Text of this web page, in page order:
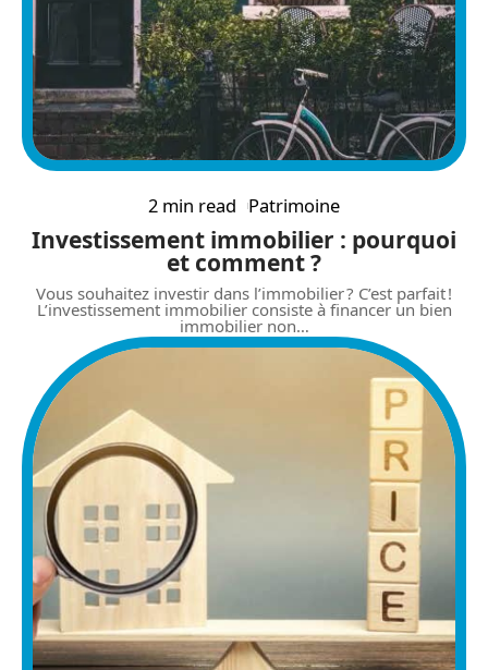
2 min read Patrimoine
Investissement immobilier : pourquoi
et comment ?
Vous souhaitez investir dans l’immobilier ? C’est parfait !
L’investissement immobilier consiste à financer un bien
immobilier non…